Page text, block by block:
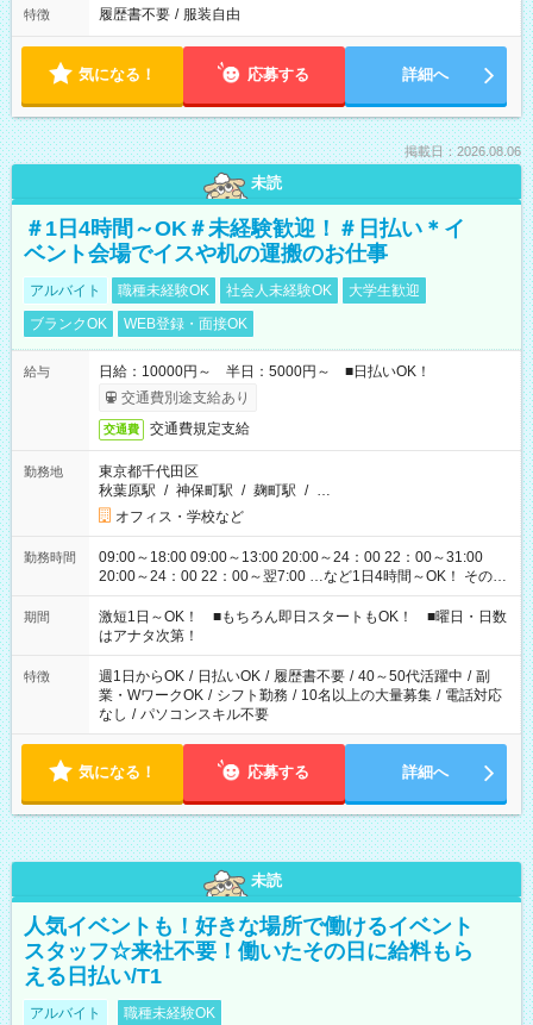
特徴 履歴書不要 / 服装自由
気になる！ 応募する 詳細へ
掲載日：2026.08.06
未読
＃1日4時間～OK＃未経験歓迎！＃日払い＊イ
ベント会場でイスや机の運搬のお仕事
アルバイト 職種未経験OK 社会人未経験OK
大学生歓迎
ブランクOK
WEB登録・面接OK
給与
日給：10000円～ 半日：5000円～ ■日払いOK！
交通費別途支給あり
交通費 交通費規定支給
勤務地
東京都千代田区
秋葉原駅 / 神保町駅 / 麹町駅 / …
オフィス・学校など
勤務時間
09:00～18:00 09:00～13:00 20:00～24：00 22：00～31:00
20:00～24：00 22：00～翌7:00 …など1日4時間～OK！ その他
シフトもございます！ お気軽にご相談ください！
期間
激短1日～OK！ ■もちろん即日スタートもOK！ ■曜日・日数
はアナタ次第！
特徴 週1日からOK / 日払いOK / 履歴書不要 / 40～50代活躍中 / 副
業・WワークOK / シフト勤務 / 10名以上の大量募集 / 電話対応
なし / パソコンスキル不要
気になる！ 応募する 詳細へ
未読
人気イベントも！好きな場所で働けるイベント
スタッフ☆来社不要！働いたその日に給料もら
える日払い/T1
アルバイト 職種未経験OK